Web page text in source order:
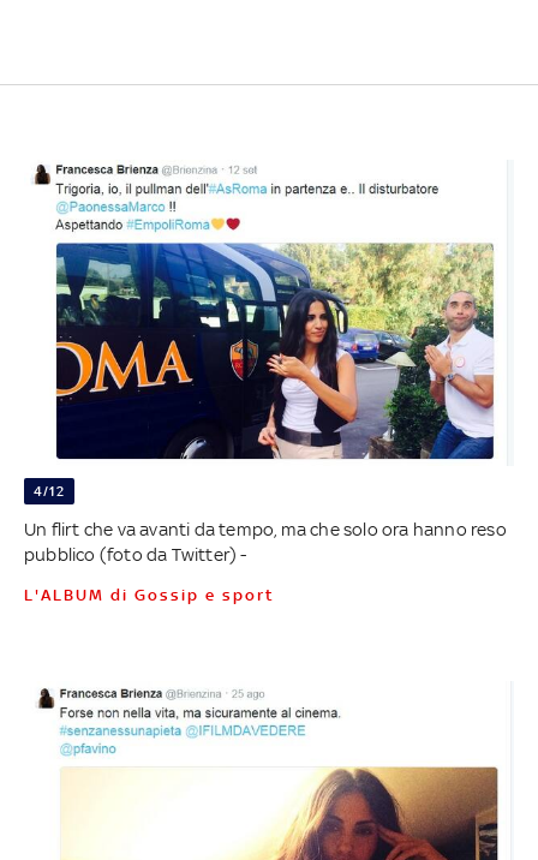
4/12
Un flirt che va avanti da tempo, ma che solo ora hanno reso
pubblico (foto da Twitter) -
L'ALBUM di Gossip e sport